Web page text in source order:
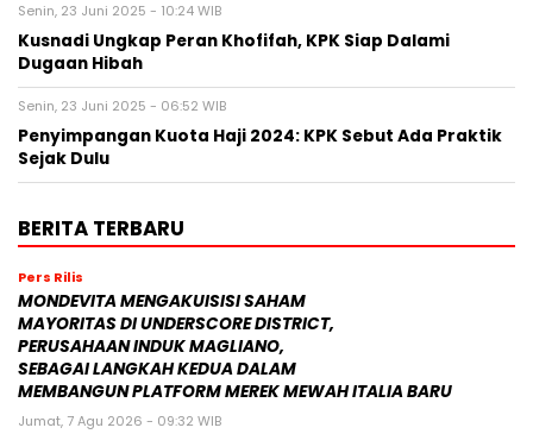
Senin, 23 Juni 2025 - 10:24 WIB
Kusnadi Ungkap Peran Khofifah, KPK Siap Dalami
Dugaan Hibah
Senin, 23 Juni 2025 - 06:52 WIB
Penyimpangan Kuota Haji 2024: KPK Sebut Ada Praktik
Sejak Dulu
BERITA TERBARU
Pers Rilis
MONDEVITA MENGAKUISISI SAHAM
MAYORITAS DI UNDERSCORE DISTRICT,
PERUSAHAAN INDUK MAGLIANO,
SEBAGAI LANGKAH KEDUA DALAM
MEMBANGUN PLATFORM MEREK MEWAH ITALIA BARU
Jumat, 7 Agu 2026 - 09:32 WIB